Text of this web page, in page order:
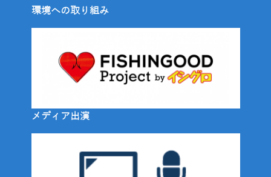
環境への取り組み
メディア出演